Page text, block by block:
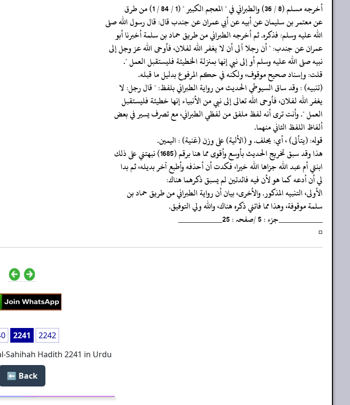
‏‏‏‏أخرجه مسلم (8 / 36) والطبراني في " المعجم الكبير " (1 / 84 / 1) من طرق
‏‏‏‏عن معتمر بن سليمان عن أبيه عن أبي عمران عن جندب قال: قال رسول الله صلى
‏‏‏‏الله عليه وسلم: فذكره. ثم أخرجه الطبراني من طريق حماد بن سلمة أخبرنا أبو
‏‏‏‏عمران عن جندب: " أن رجلا آلى أن لا يغفر الله لفلان، فأوحى الله عز وجل إلى
‏‏‏‏نبيه صلى الله عليه وسلم أو إلى نبي إنها بمنزلة الخطيئة فليستقبل العمل ".
‏‏‏‏قلت: وإسناد صحيح موقوف، ولكنه في حكم المرفوع بدليل ما قبله.
‏‏‏‏(تنبيه) : وقد ساق السيوطي الحديث من رواية الطبراني بلفظ: " قال رجل: لا
‏‏‏‏يغفر الله لفلان، فأوحى الله تعالى إلى نبي من الأنبياء إنها خطيئة فليستقبل
‏‏‏‏العمل ". وأنت ترى أنه لفظ ملفق من لفظي الطبراني، مع تصرف يسير في بعض
‏‏‏‏ألفاظ اللفظ الثاني منهما.
‏‏‏‏قوله: (يتألى) ، أي: يحلف. و (الألية) على وزن (غنية) : اليمين.
‏‏‏‏هذا وقد سبق تخريج الحديث بأوسع وأقوى مما هنا برقم (1685) نبهتني على ذلك
‏‏‏‏ابنتي أم عبد الله جزاها الله خيرا، فكدت أن أحذفه وأطبع آخر بديله، ثم بدا
‏‏‏‏لي أن أدعه كما هو لأن فيه فائدتين لم يسبق ذكرهما هناك:
‏‏‏‏الأولى، التنبيه المذكور. والأخرى، بيان أن رواية الطبراني من طريق حماد بن
‏‏‏‏سلمة موقوفة، وهذا مما فاتني ذكره هناك، والله ولي التوفيق.
‏‏‏‏__________جزء : 5 /صفحہ : 25__________
‏‏‏‏¤
2241
2242
Sahihah Hadith 2241 in Urdu
Back ⬅️